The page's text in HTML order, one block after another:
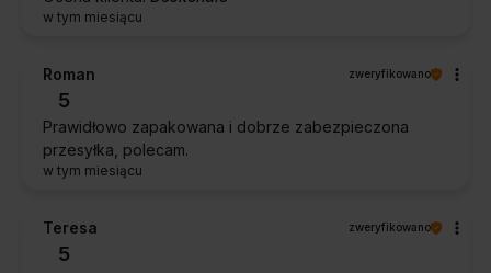
w tym miesiącu
Roman zweryfikowano
5
Prawidłowo zapakowana i dobrze zabezpieczona
przesyłka, polecam.
w tym miesiącu
Teresa zweryfikowano
5